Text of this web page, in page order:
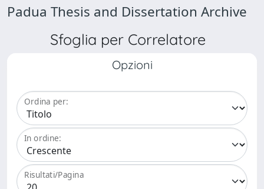
Padua Thesis and Dissertation Archive
Sfoglia per Correlatore
Opzioni
Ordina per:
In ordine:
Risultati/Pagina